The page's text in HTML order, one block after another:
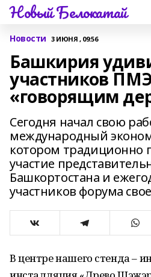
Новый Белокатай
Новости 3 ИЮНЯ , 09:56
Башкирия
участников
«говорящим
Сегодня начал свою
международный
котором традиционно
участие
Башкортостана и
участников форума
В центре нашего стенда –